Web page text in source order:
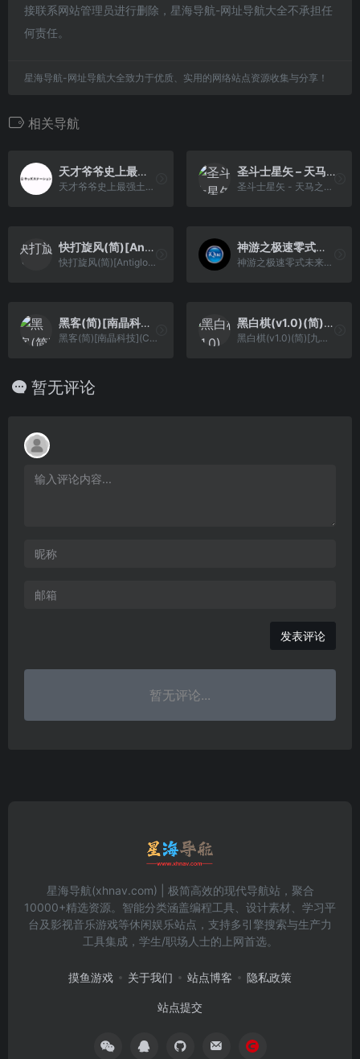
接联系网站管理员进行删除，星海导航-网址导航大全不承担任
何责任。
星海导航-网址导航大全致力于优质、实用的网络站点资源收集与分享！
相关导航
天才爷爷史上最强土下座 (v0.02)(BTYCJ)(简)(64Mb)
天才爷爷史上最强土下座 (v0.02)(BTYCJ)(简)(64Mb)
圣斗士星矢 – 天马之幻想(简)[南晶科技](CN)[RPG](16Mb)
圣斗士星矢 - 天马之幻想(简)[南晶科技](CN)[RPG](16Mb)
快打旋风(简)[Antigloss](US)[ACT](2Mb)
快打旋风(简)[Antigloss](US)[ACT](2Mb)
神游之极速零式未来赛车[神游](简)(JP)(32Mb)
神游之极速零式未来赛车[神游](简)(JP)(32Mb)
黑客(简)[南晶科技](CN)[ACT](4Mb)
黑客(简)[南晶科技](CN)[ACT](4Mb)
黑白棋(v1.0)(简)[九班](US)[TAB](0.31Mb)
黑白棋(v1.0)(简)[九班](US)[TAB](0.31Mb)
暂无评论
发表评论
暂无评论...
星海导航(xhnav.com) | 极简高效的现代导航站，聚合
10000+精选资源。智能分类涵盖编程工具、设计素材、学习平
台及影视音乐游戏等休闲娱乐站点，支持多引擎搜索与生产力
工具集成，学生/职场人士的上网首选。
摸鱼游戏 关于我们 站点博客 隐私政策
站点提交